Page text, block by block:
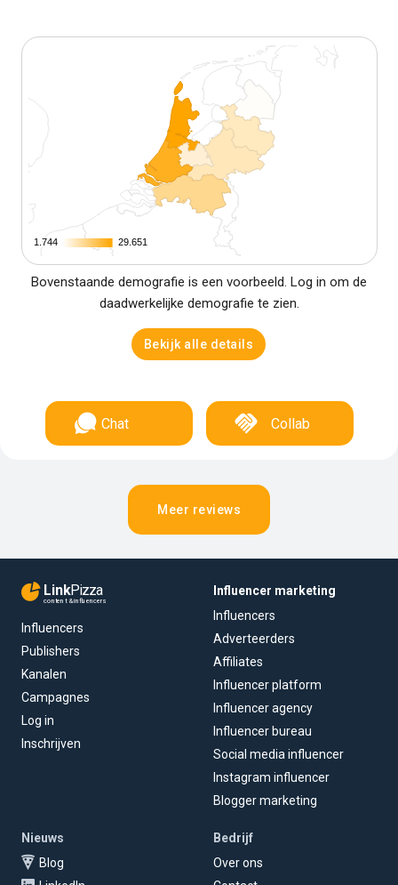
1.744
1.744 29.651
29.651
Bovenstaande demografie is een voorbeeld. Log in om de
daadwerkelijke demografie te zien.
Bekijk alle details
Chat Collab
Meer reviews
LinkPizza
content & influencers
Influencers
Publishers
Kanalen
Campagnes
Log in
Inschrijven
Influencer marketing
Influencers
Adverteerders
Affiliates
Influencer platform
Influencer agency
Influencer bureau
Social media influencer
Instagram influencer
Blogger marketing
Nieuws
Blog
Bedrijf
Over ons